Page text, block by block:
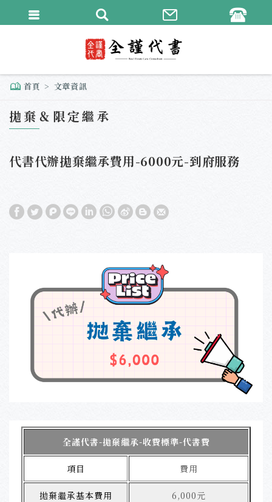
首頁 文章資訊
拋棄＆限定繼承
代書代辦拋棄繼承費用-6000元-到府服務
全謹代書-拋棄繼承-收費標準-代書費
項目 費用
拋棄繼承基本費用 6,000元
繁體中文
English